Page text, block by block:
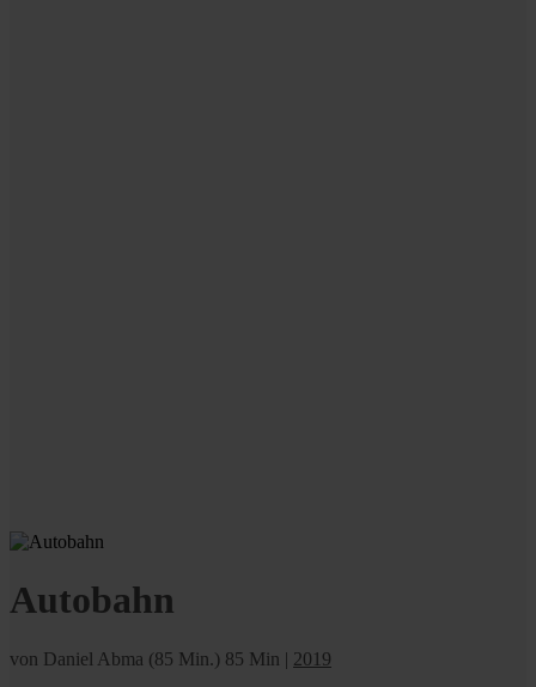
Autobahn
von Daniel Abma (85 Min.) 85 Min | 2019